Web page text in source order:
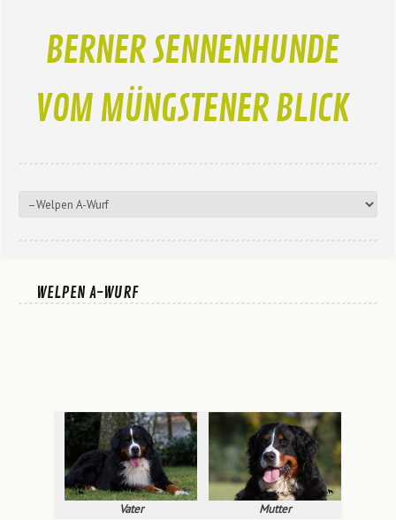
BERNER SENNENHUNDE
VOM MÜNGSTENER BLICK
WELPEN A-WURF
Vater
Mutter